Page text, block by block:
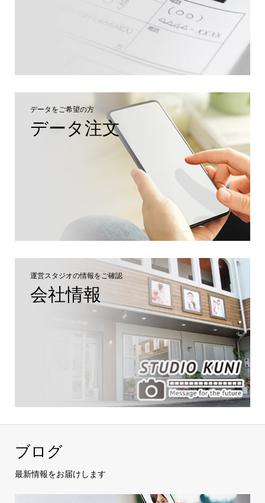
データをご希望の方
データ注文
運営スタジオの情報をご確認
会社情報
ブログ
最新情報をお届けします